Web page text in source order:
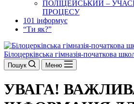
ПОЛІЦЕЙСЬКИЙ –
ПРОЦЕСУ
101 інформує
“Ти як?”
Білоцерківська гімназія-початкова
Пошук Меню
УВАГА!